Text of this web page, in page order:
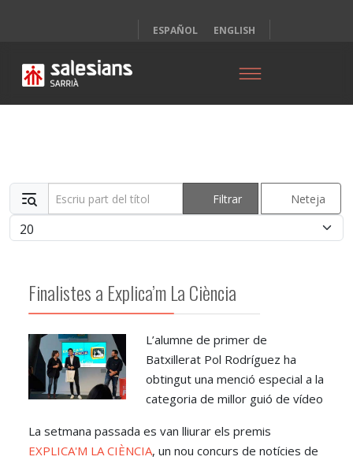
ESPAÑOL ENGLISH
Escriu part del títol Filtrar Neteja
Mostrar #
Finalistes a Explica’m La Ciència
L’alumne de primer de
Batxillerat Pol Rodríguez ha
obtingut una menció especial a la
categoria de millor guió de vídeo
La setmana passada es van lliurar els premis
EXPLICA'M LA CIÈNCIA, un nou concurs de notícies de